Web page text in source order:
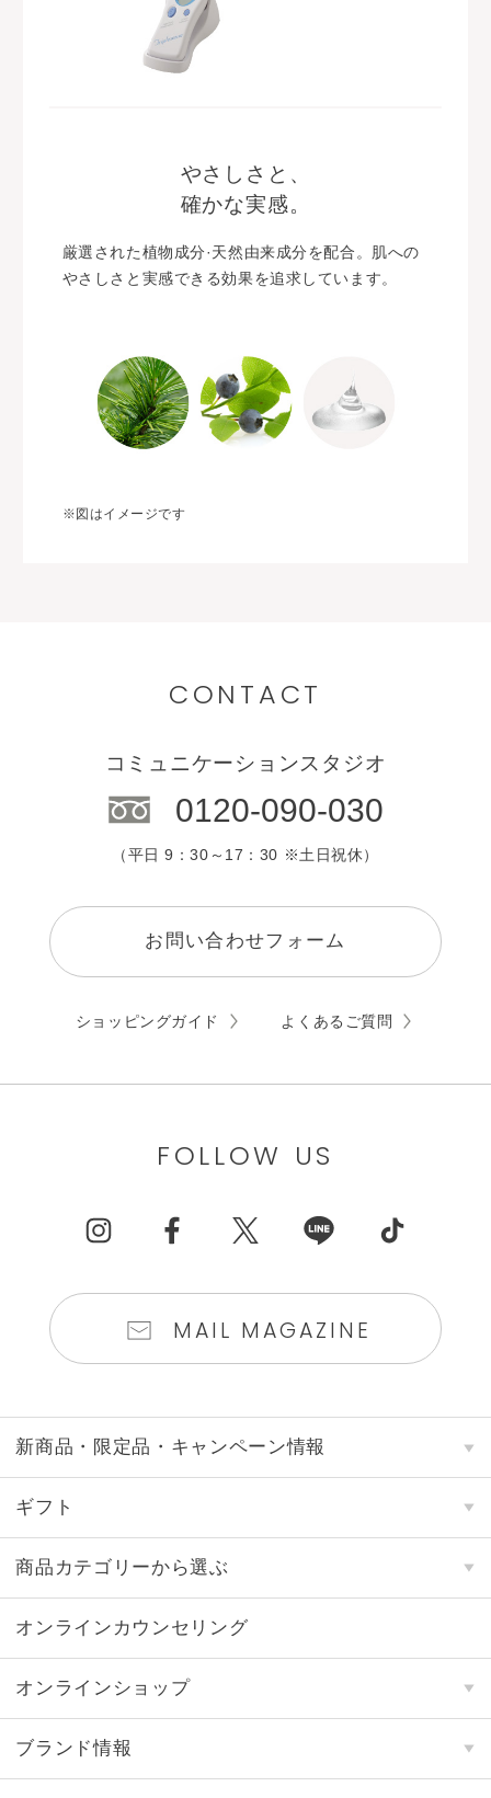
やさしさと、
確かな実感。
厳選された植物成分·天然由来成分を配合。肌への
やさしさと実感できる効果を追求しています。
※図はイメージです
CONTACT
コミュニケーションスタジオ
0120-090-030
（平日 9：30～17：30 ※土日祝休）
お問い合わせフォーム
ショッピングガイド よくあるご質問
FOLLOW US
MAIL MAGAZINE
新商品・限定品・キャンペーン情報
ギフト
商品カテゴリーから選ぶ
オンラインカウンセリング
オンラインショップ
ブランド情報